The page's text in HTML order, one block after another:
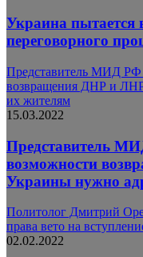
Украина пытается
переговорного
Представитель МИД РФ
возвращения ДНР и ЛНР
их жителям
15.03.2022
Представитель
возможности
Украины нужно
Политолог Дмитрий
права вето на
02.02.2022